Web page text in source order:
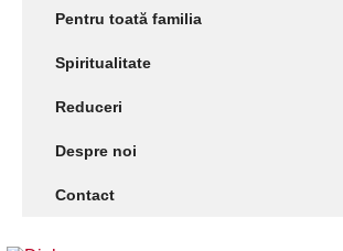
Pentru toată familia
Spiritualitate
Reduceri
Despre noi
Contact